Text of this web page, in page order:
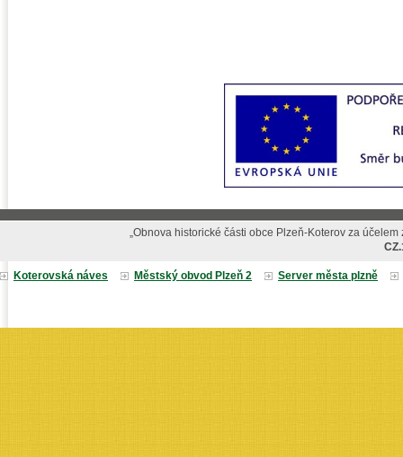
„Obnova historické části obce Plzeň-Koterov za
Koterovská náves Městský obvod Plzeň 2 Server města plzně